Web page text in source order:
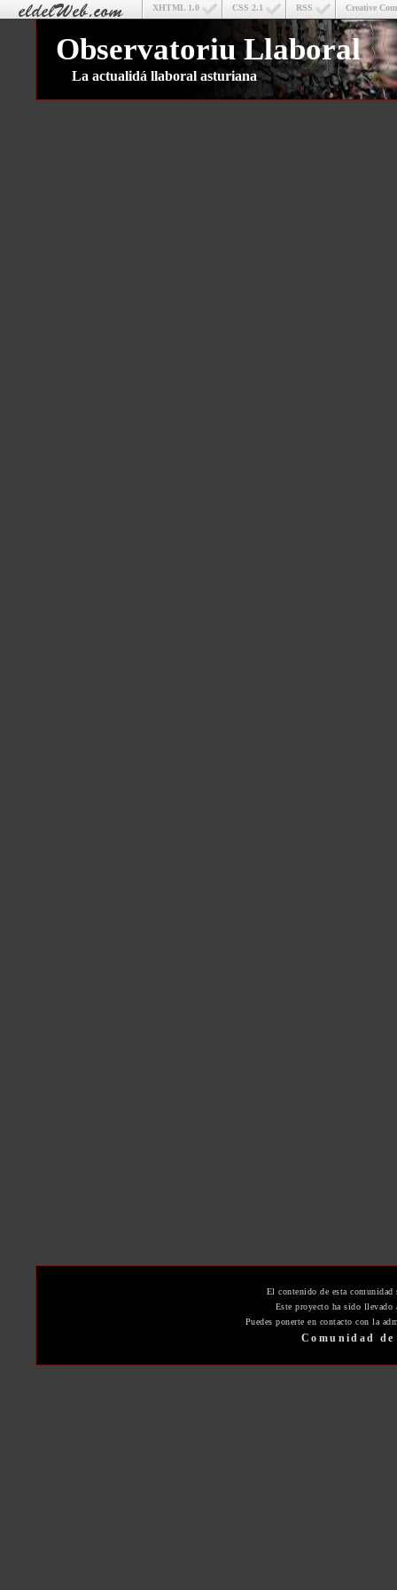
Creative
RSS
CSS 2.1
XHTML 1.0
Observatoriu Llaboral
La actualidá llaboral asturiana
El contenido de esta
Este proyecto ha sido
Puedes ponerte en contacto con la
Comunidad